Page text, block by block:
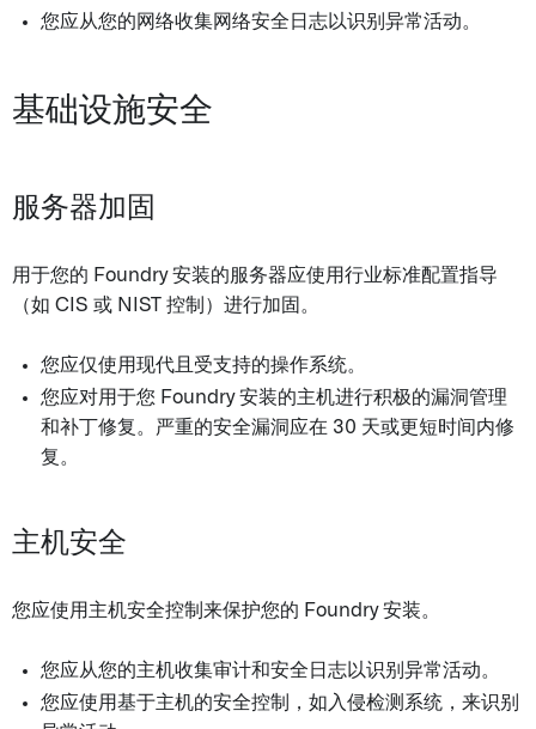
您应从您的网络收集网络安全日志以识别异常活动。
基础设施安全
服务器加固
用于您的 Foundry 安装的服务器应使用行业标准配置指导
（如 CIS 或 NIST 控制）进行加固。
您应仅使用现代且受支持的操作系统。
您应对用于您 Foundry 安装的主机进行积极的漏洞管理
和补丁修复。严重的安全漏洞应在 30 天或更短时间内修
复。
主机安全
您应使用主机安全控制来保护您的 Foundry 安装。
您应从您的主机收集审计和安全日志以识别异常活动。
您应使用基于主机的安全控制，如入侵检测系统，来识别